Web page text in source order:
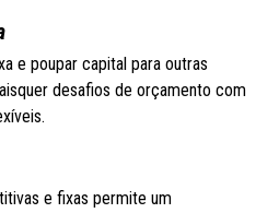
e poupar capital para outras
desafios de orçamento com
e fixas permite um